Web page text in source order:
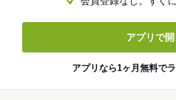
アプリで開
アプリなら1ヶ月無料で